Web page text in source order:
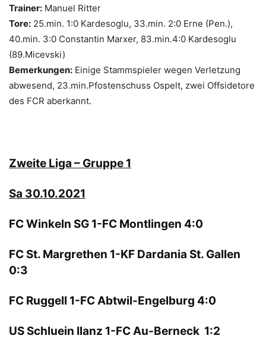
Trainer: Manuel Ritter
Tore: 25.min. 1:0 Kardesoglu, 33.min. 2:0 Erne (Pen.),
40.min. 3:0 Constantin Marxer, 83.min.4:0 Kardesoglu
(89.Micevski)
Bemerkungen: Einige Stammspieler wegen Verletzung
abwesend, 23.min.Pfostenschuss Ospelt, zwei Offsidetore
des FCR aberkannt.
Zweite Liga – Gruppe 1
Sa 30.10.2021
FC Winkeln SG 1-FC Montlingen 4:0
FC St. Margrethen 1-KF Dardania St. Gallen
0:3
FC Ruggell 1-FC Abtwil-Engelburg 4:0
US Schluein Ilanz 1-FC Au-Berneck 1:2